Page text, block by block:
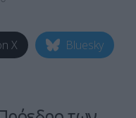
X Bluesky